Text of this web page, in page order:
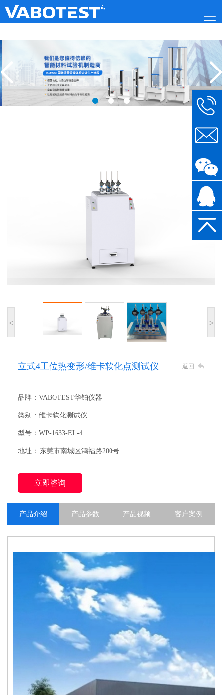
< >
立式4工位热变形/维卡软化点测试仪 返回
品牌：VABOTEST华铂仪器
类别：维卡软化测试仪
型号：WP-1633-EL-4
地址： 东莞市南城区鸿福路200号
立即咨询
产品介绍 产品参数 产品视频 客户案例